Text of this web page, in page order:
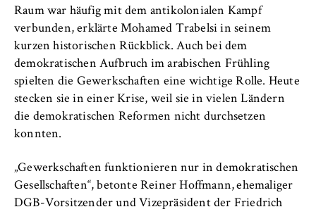
Raum war häufig mit dem antikolonialen Kampf
verbunden, erklärte Mohamed Trabelsi in seinem
kurzen historischen Rückblick. Auch bei dem
demokratischen Aufbruch im arabischen Frühling
spielten die Gewerkschaften eine wichtige Rolle. Heute
stecken sie in einer Krise, weil sie in vielen Ländern
die demokratischen Reformen nicht durchsetzen
konnten.
„Gewerkschaften funktionieren nur in demokratischen
Gesellschaften“, betonte Reiner Hoffmann, ehemaliger
DGB-Vorsitzender und Vizepräsident der Friedrich
VISITOR_INFO1_LIVE, YSC, yt-remote-
connected-devices
Anbieter:
Google Ireland Limited
Zweck:
Erlaubt das Anzeigen und Abspielen von
an Google übertragen und Cookies gesetzt
Cookie Laufzeit:
bis zu 2 Jahre